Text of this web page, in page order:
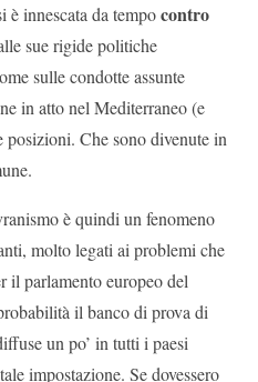
è innescata da tempocontro
sue rigide politiche
sulle condotte assunte
in atto nel Mediterraneo (e
posizioni. Che sono divenute in
è quindi un fenomeno
molto legati ai problemi che
il parlamento europeo del
il banco di prova di
un po’ in tutti i paesi
impostazione. Se dovessero